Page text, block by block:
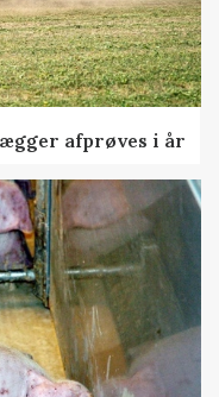
afprøves i år